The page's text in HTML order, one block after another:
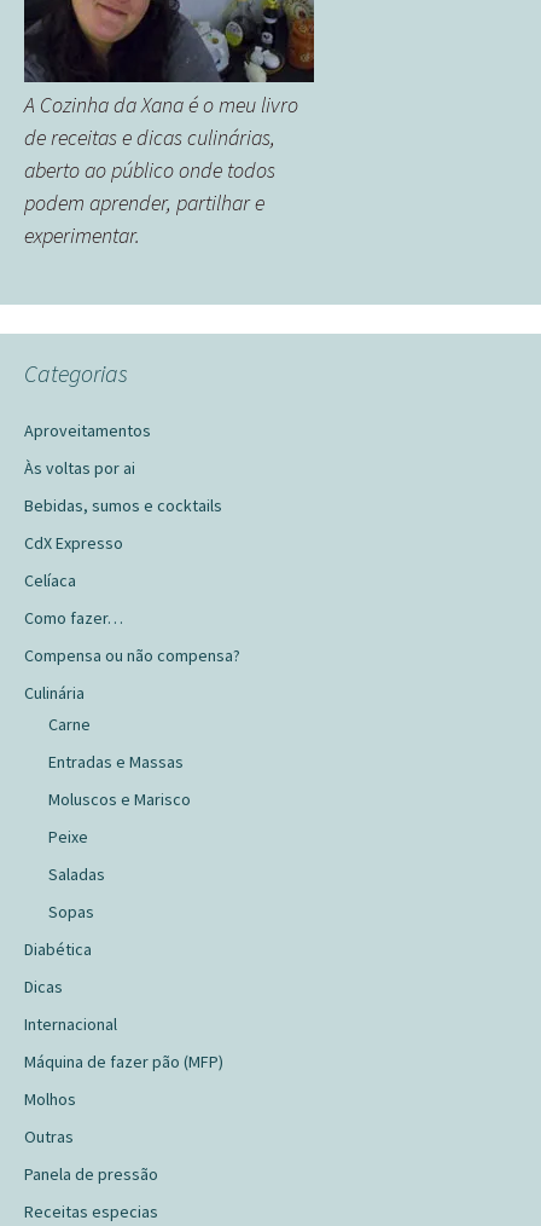
A Cozinha da Xana é o meu livro
de receitas e dicas culinárias,
aberto ao público onde todos
podem aprender, partilhar e
experimentar.
Categorias
Aproveitamentos
Às voltas por ai
Bebidas, sumos e cocktails
CdX Expresso
Celíaca
Como fazer…
Compensa ou não compensa?
Culinária
Carne
Entradas e Massas
Moluscos e Marisco
Peixe
Saladas
Sopas
Diabética
Dicas
Internacional
Máquina de fazer pão (MFP)
Molhos
Outras
Panela de pressão
Receitas especias